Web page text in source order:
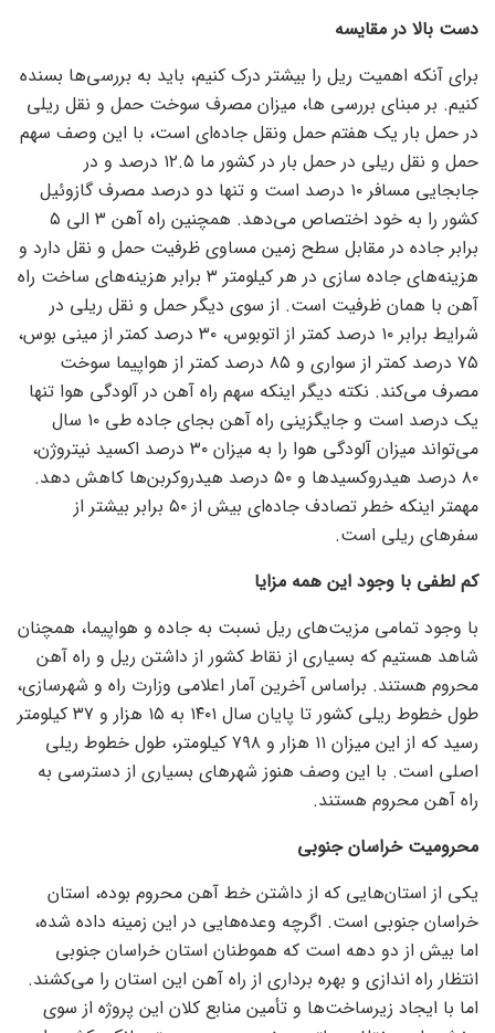
دست بالا در مقایسه
برای آنکه اهمیت ریل را بیشتر درک کنیم، باید به بررسی‌ها بسنده
کنیم. بر مبنای بررسی ها، میزان مصرف سوخت حمل و نقل ریلی
در حمل بار یک هفتم حمل ونقل جاده‌ای است، با این وصف سهم
حمل و نقل ریلی در حمل بار در کشور ما ۱۲.۵ درصد و در
جابجایی مسافر ۱۰ درصد است و تنها دو درصد مصرف گازوئیل
کشور را به خود اختصاص می‌دهد. همچنین راه آهن ۳ الی ۵
برابر جاده در مقابل سطح زمین مساوی ظرفیت حمل و نقل دارد و
هزینه‌های جاده سازی در هر کیلومتر ۳ برابر هزینه‌های ساخت راه
آهن با همان ظرفیت است. از سوی دیگر حمل و نقل ریلی در
شرایط برابر ۱۰ درصد کمتر از اتوبوس، ۳۰ درصد کمتر از مینی بوس،
۷۵ درصد کمتر از سواری و ۸۵ درصد کمتر از هواپیما سوخت
مصرف می‌کند. نکته دیگر اینکه سهم راه آهن در آلودگی هوا تنها
یک درصد است و جایگزینی راه آهن بجای جاده طی ۱۰ سال
می‌تواند میزان آلودگی هوا را به میزان ۳۰ درصد اکسید نیتروژن،
۸۰ درصد هیدروکسید‌ها و ۵۰ درصد هیدروکربن‌ها کاهش دهد.
مهمتر اینکه خطر تصادف جاده‌ای بیش از ۵۰ برابر بیشتر از
سفر‌های ریلی است.
کم لطفی با وجود این همه مزایا
با وجود تمامی مزیت‌های ریل نسبت به جاده و هواپیما، همچنان
شاهد هستیم که بسیاری از نقاط کشور از داشتن ریل و راه آهن
محروم هستند. براساس آخرین آمار اعلامی وزارت راه و شهرسازی،
طول خطوط ریلی کشور تا پایان سال ۱۴۰۱ به ۱۵ هزار و ۳۷ کیلومتر
رسید که از این میزان ۱۱ هزار و ۷۹۸ کیلومتر، طول خطوط ریلی
اصلی است. با این وصف هنوز شهر‌های بسیاری از دسترسی به
راه آهن محروم هستند.
محرومیت خراسان جنوبی
یکی از استان‌هایی که از داشتن خط آهن محروم بوده، استان
خراسان جنوبی است. اگرچه وعده‌هایی در این زمینه داده شده،
اما بیش از دو دهه است که هموطنان استان خراسان جنوبی
انتظار راه اندازی و بهره برداری از راه آهن این استان را می‌کشند.
اما با ایجاد زیرساخت‌ها و تأمین منابع کلان این پروژه از سوی